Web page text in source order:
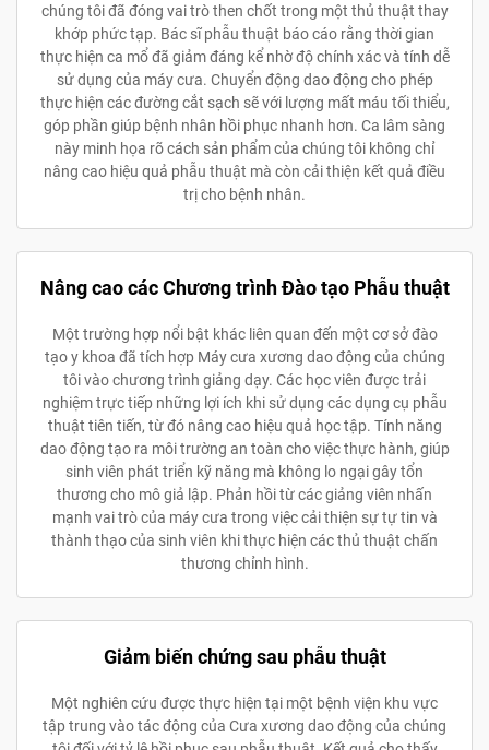
chúng tôi đã đóng vai trò then chốt trong một thủ thuật thay
khớp phức tạp. Bác sĩ phẫu thuật báo cáo rằng thời gian
thực hiện ca mổ đã giảm đáng kể nhờ độ chính xác và tính dễ
sử dụng của máy cưa. Chuyển động dao động cho phép
thực hiện các đường cắt sạch sẽ với lượng mất máu tối thiểu,
góp phần giúp bệnh nhân hồi phục nhanh hơn. Ca lâm sàng
này minh họa rõ cách sản phẩm của chúng tôi không chỉ
nâng cao hiệu quả phẫu thuật mà còn cải thiện kết quả điều
trị cho bệnh nhân.
Nâng cao các Chương trình Đào tạo Phẫu thuật
Một trường hợp nổi bật khác liên quan đến một cơ sở đào
tạo y khoa đã tích hợp Máy cưa xương dao động của chúng
tôi vào chương trình giảng dạy. Các học viên được trải
nghiệm trực tiếp những lợi ích khi sử dụng các dụng cụ phẫu
thuật tiên tiến, từ đó nâng cao hiệu quả học tập. Tính năng
dao động tạo ra môi trường an toàn cho việc thực hành, giúp
sinh viên phát triển kỹ năng mà không lo ngại gây tổn
thương cho mô giả lập. Phản hồi từ các giảng viên nhấn
mạnh vai trò của máy cưa trong việc cải thiện sự tự tin và
thành thạo của sinh viên khi thực hiện các thủ thuật chấn
thương chỉnh hình.
Giảm biến chứng sau phẫu thuật
Một nghiên cứu được thực hiện tại một bệnh viện khu vực
tập trung vào tác động của Cưa xương dao động của chúng